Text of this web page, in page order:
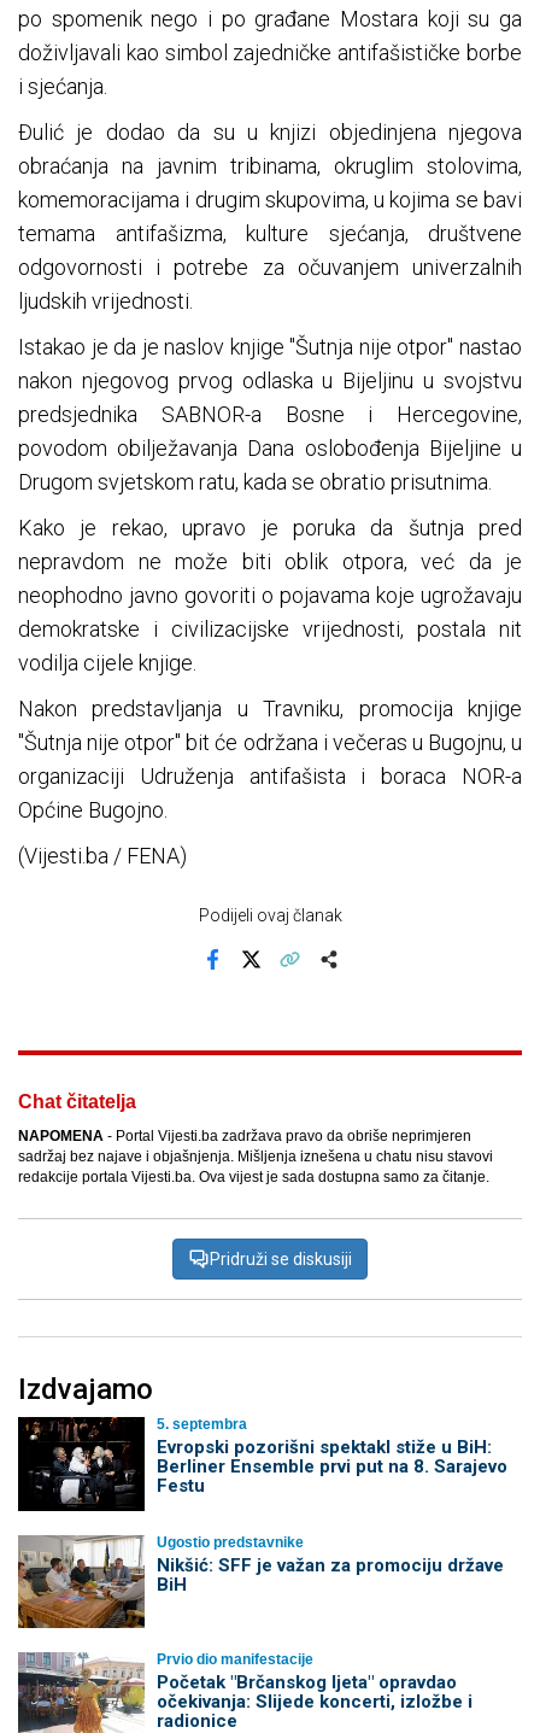
po spomenik nego i po građane Mostara koji su ga
doživljavali kao simbol zajedničke antifašističke borbe
i sjećanja.
Đulić je dodao da su u knjizi objedinjena njegova
obraćanja na javnim tribinama, okruglim stolovima,
komemoracijama i drugim skupovima, u kojima se bavi
temama antifašizma, kulture sjećanja, društvene
odgovornosti i potrebe za očuvanjem univerzalnih
ljudskih vrijednosti.
Istakao je da je naslov knjige "Šutnja nije otpor" nastao
nakon njegovog prvog odlaska u Bijeljinu u svojstvu
predsjednika SABNOR-a Bosne i Hercegovine,
povodom obilježavanja Dana oslobođenja Bijeljine u
Drugom svjetskom ratu, kada se obratio prisutnima.
Kako je rekao, upravo je poruka da šutnja pred
nepravdom ne može biti oblik otpora, već da je
neophodno javno govoriti o pojavama koje ugrožavaju
demokratske i civilizacijske vrijednosti, postala nit
vodilja cijele knjige.
Nakon predstavljanja u Travniku, promocija knjige
"Šutnja nije otpor" bit će održana i večeras u Bugojnu, u
organizaciji Udruženja antifašista i boraca NOR-a
Općine Bugojno.
(Vijesti.ba / FENA)
Podijeli ovaj članak
Chat čitatelja
NAPOMENA - Portal Vijesti.ba zadržava pravo da obriše neprimjeren
sadržaj bez najave i objašnjenja. Mišljenja iznešena u chatu nisu stavovi
redakcije portala Vijesti.ba. Ova vijest je sada dostupna samo za čitanje.
Pridruži se diskusiji
Izdvajamo
5. septembra
Evropski pozorišni spektakl stiže u BiH:
Berliner Ensemble prvi put na 8. Sarajevo
Festu
Ugostio predstavnike
Nikšić: SFF je važan za promociju države
BiH
Prvio dio manifestacije
Početak "Brčanskog ljeta" opravdao
očekivanja: Slijede koncerti, izložbe i
radionice